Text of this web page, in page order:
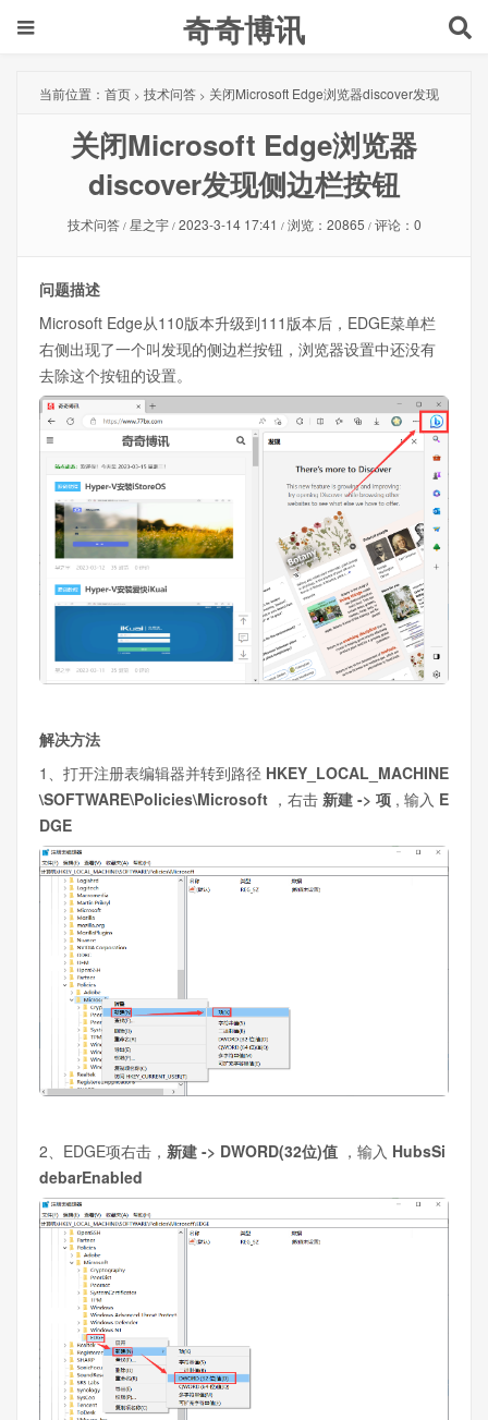
奇奇博讯
当前位置： 首页 > 技术问答 > 关闭Microsoft Edge浏览器discover发现
侧边栏按钮
关闭Microsoft Edge浏览器
discover发现侧边栏按钮
技术问答 / 星之宇 / 2023-3-14 17:41 / 浏览：20865 / 评论：0
问题描述
Microsoft Edge从110版本升级到111版本后，EDGE菜单栏
右侧出现了一个叫发现的侧边栏按钮，浏览器设置中还没有
去除这个按钮的设置。
解决方法
1、打开注册表编辑器并转到路径 HKEY_LOCAL_MACHINE
\SOFTWARE\Policies\Microsoft ，右击 新建 -> 项 , 输入 E
DGE
2、EDGE项右击， 新建 -> DWORD(32位)值 ，输入 HubsSi
debarEnabled